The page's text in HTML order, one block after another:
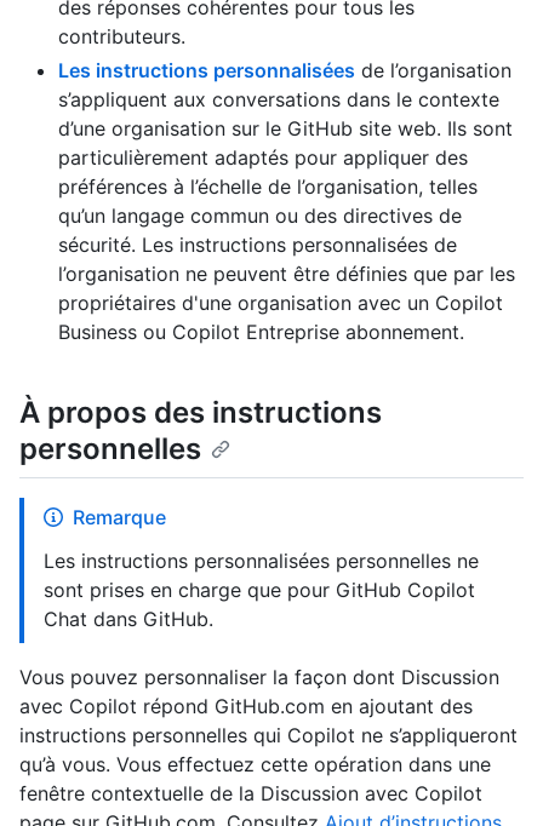
des réponses cohérentes pour tous les
contributeurs.
Les instructions personnalisées de l’organisation
s’appliquent aux conversations dans le contexte
d’une organisation sur le GitHub site web. Ils sont
particulièrement adaptés pour appliquer des
préférences à l’échelle de l’organisation, telles
qu’un langage commun ou des directives de
sécurité. Les instructions personnalisées de
l’organisation ne peuvent être définies que par les
propriétaires d'une organisation avec un Copilot
Business ou Copilot Entreprise abonnement.
À propos des instructions
personnelles
Remarque
Les instructions personnalisées personnelles ne
sont prises en charge que pour GitHub Copilot
Chat dans GitHub.
Vous pouvez personnaliser la façon dont Discussion
avec Copilot répond GitHub.com en ajoutant des
instructions personnelles qui Copilot ne s’appliqueront
qu’à vous. Vous effectuez cette opération dans une
fenêtre contextuelle de la Discussion avec Copilot